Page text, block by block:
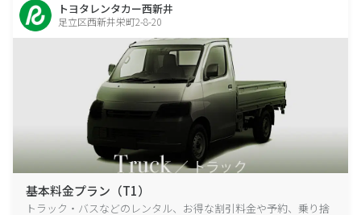
トヨタレンタカー西新井
足立区西新井栄町2-8-20
基本料金プラン（T1）
トラック・バスなどのレンタル、お得な割引料金や予約、乗り捨